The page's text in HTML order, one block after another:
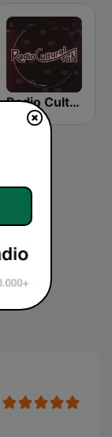
Radio Cultural TGN